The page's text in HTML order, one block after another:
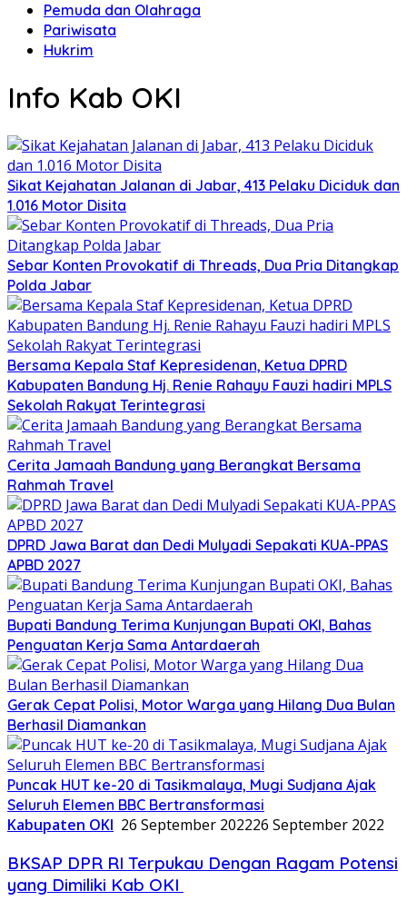
Pemuda dan Olahraga
Pariwisata
Hukrim
Info Kab OKI
Sikat Kejahatan Jalanan di Jabar, 413 Pelaku Diciduk dan
1.016 Motor Disita
Sebar Konten Provokatif di Threads, Dua Pria Ditangkap
Polda Jabar
Bersama Kepala Staf Kepresidenan, Ketua DPRD
Kabupaten Bandung Hj. Renie Rahayu Fauzi hadiri MPLS
Sekolah Rakyat Terintegrasi
Cerita Jamaah Bandung yang Berangkat Bersama
Rahmah Travel
DPRD Jawa Barat dan Dedi Mulyadi Sepakati KUA-PPAS
APBD 2027
Bupati Bandung Terima Kunjungan Bupati OKI, Bahas
Penguatan Kerja Sama Antardaerah
Gerak Cepat Polisi, Motor Warga yang Hilang Dua Bulan
Berhasil Diamankan
Puncak HUT ke-20 di Tasikmalaya, Mugi Sudjana Ajak
Seluruh Elemen BBC Bertransformasi
Kabupaten OKI 26 September 202226 September 2022
BKSAP DPR RI Terpukau Dengan Ragam Potensi
yang Dimiliki Kab OKI